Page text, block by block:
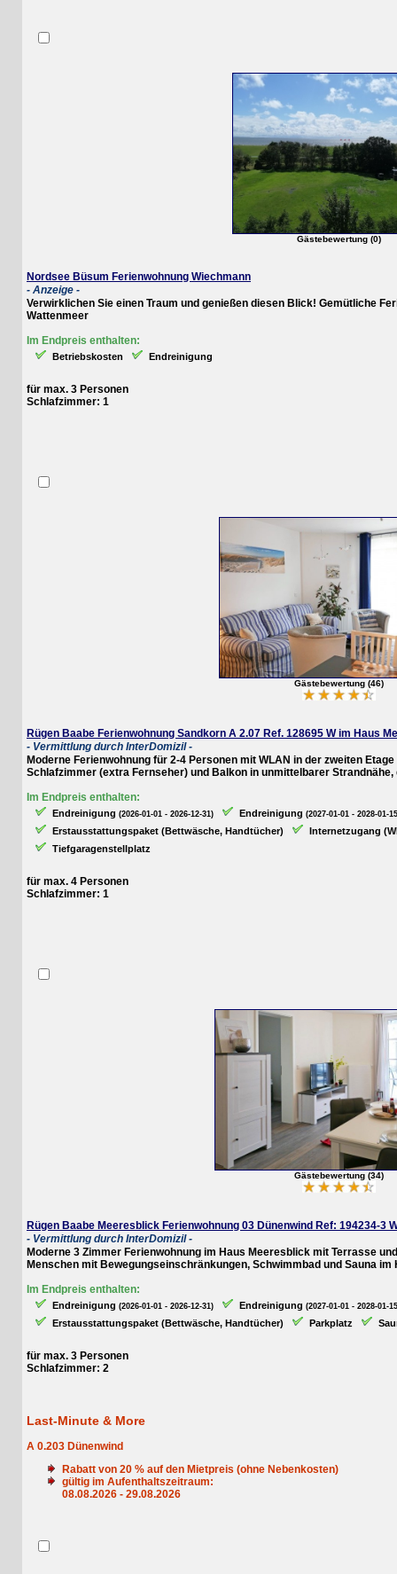
Gästebewertung (0)
Nordsee Büsum Ferienwohnung Wiechmann
- Anzeige -
Verwirklichen Sie einen Traum und genießen diesen Blick! Gemütliche
Wattenmeer
Im Endpreis enthalten:
Betriebskosten Endreinigung
für max. 3 Personen
Schlafzimmer: 1
Gästebewertung (46)
Rügen Baabe Ferienwohnung Sandkorn A 2.07 Ref. 128695 W im Haus
- Vermittlung durch InterDomizil -
Moderne Ferienwohnung für 2-4 Personen mit WLAN in der zweiten Etage
Schlafzimmer (extra Fernseher) und Balkon in unmittelbarer Strandnähe,
Im Endpreis enthalten:
Endreinigung(2026-01-01 - 2026-12-31) Endreinigung(2027-01-01 - 2028-01-15)
Erstausstattungspaket (Bettwäsche, Handtücher)
Internetzugang (WLAN)
Tiefgaragenstellplatz
für max. 4 Personen
Schlafzimmer: 1
Gästebewertung (34)
Rügen Baabe Meeresblick Ferienwohnung 03 Dünenwind Ref: 194234-3 W
- Vermittlung durch InterDomizil -
Moderne 3 Zimmer Ferienwohnung im Haus Meeresblick mit Terrasse und
Menschen mit Bewegungseinschränkungen, Schwimmbad und Sauna im
Im Endpreis enthalten:
Endreinigung(2026-01-01 - 2026-12-31) Endreinigung(2027-01-01 - 2028-01-15)
Erstausstattungspaket (Bettwäsche, Handtücher) Parkplatz Sauna
für max. 3 Personen
Schlafzimmer: 2
Last-Minute & More
A 0.203 Dünenwind
Rabatt von 20% auf den Mietpreis (ohne Nebenkosten)
gültig im Aufenthaltszeitraum:
08.08.2026 - 29.08.2026